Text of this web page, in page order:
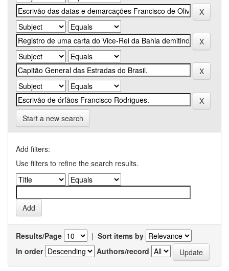
Start a new search
Add filters:
Use filters to refine the search results.
Results/Page | Sort items by
In order
Authors/record